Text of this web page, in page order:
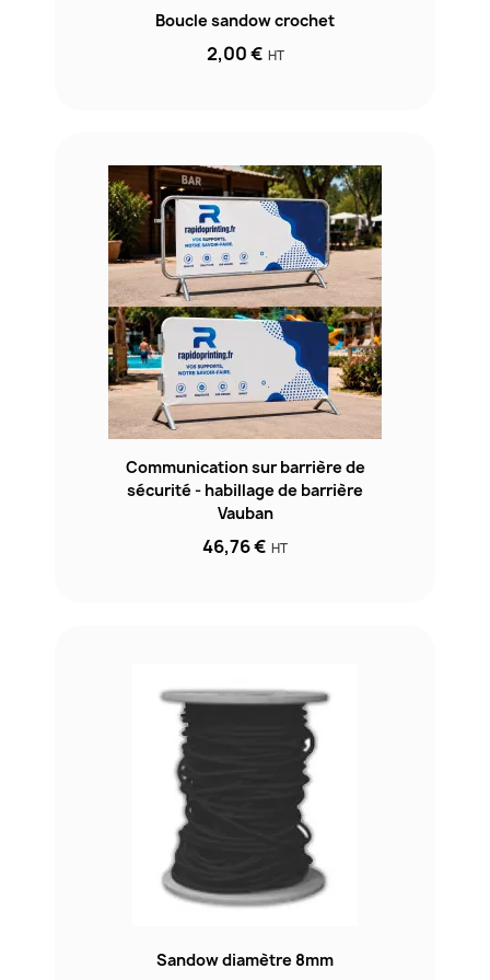
Boucle sandow crochet
2,00 € HT
Communication sur barrière de
sécurité - habillage de barrière
Vauban
46,76 € HT
Sandow diamètre 8mm